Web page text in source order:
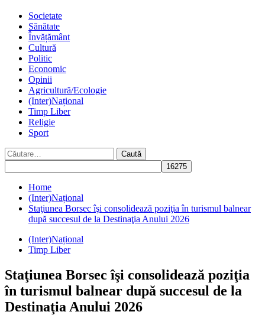
Societate
Sănătate
Învățământ
Cultură
Politic
Economic
Opinii
Agricultură/Ecologie
(Inter)Național
Timp Liber
Religie
Sport
Caută
după:
Home
(Inter)Național
Staţiunea Borsec îşi consolidează poziţia în turismul balnear
după succesul de la Destinaţia Anului 2026
(Inter)Național
Timp Liber
Staţiunea Borsec îşi consolidează poziţia
în turismul balnear după succesul de la
Destinaţia Anului 2026